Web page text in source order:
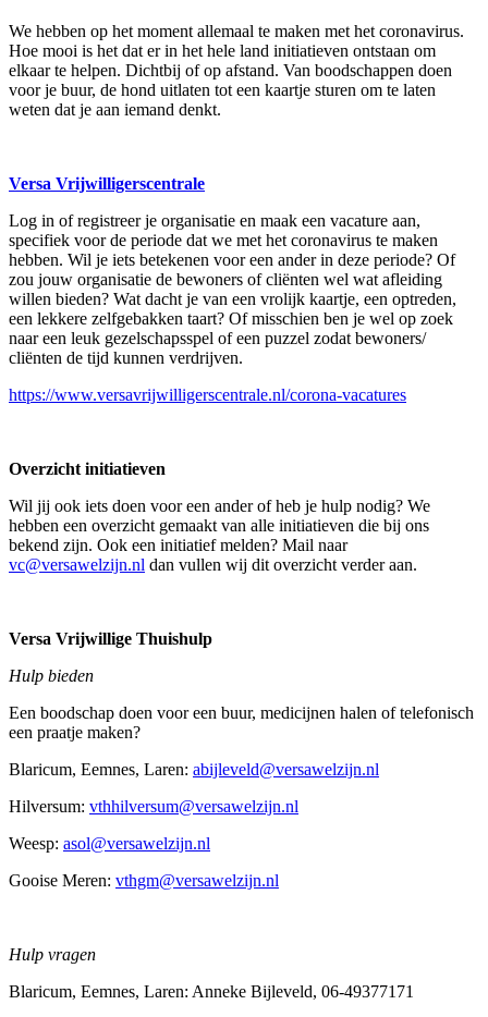
We hebben op het moment allemaal te maken met het coronavirus.
Hoe mooi is het dat er in het hele land initiatieven ontstaan om
elkaar te helpen. Dichtbij of op afstand. Van boodschappen doen
voor je buur, de hond uitlaten tot een kaartje sturen om te laten
weten dat je aan iemand denkt.
Versa Vrijwilligerscentrale
Log in of registreer je organisatie en maak een vacature aan,
specifiek voor de periode dat we met het coronavirus te maken
hebben. Wil je iets betekenen voor een ander in deze periode? Of
zou jouw organisatie de bewoners of cliënten wel wat afleiding
willen bieden? Wat dacht je van een vrolijk kaartje, een optreden,
een lekkere zelfgebakken taart? Of misschien ben je wel op zoek
naar een leuk gezelschapsspel of een puzzel zodat bewoners/
cliënten de tijd kunnen verdrijven.
https://www.versavrijwilligerscentrale.nl/corona-vacatures
Overzicht initiatieven
Wil jij ook iets doen voor een ander of heb je hulp nodig? We
hebben een overzicht gemaakt van alle initiatieven die bij ons
bekend zijn. Ook een initiatief melden? Mail naar
vc@versawelzijn.nl dan vullen wij dit overzicht verder aan.
Versa Vrijwillige Thuishulp
Hulp bieden
Een boodschap doen voor een buur, medicijnen halen of telefonisch
een praatje maken?
Blaricum, Eemnes, Laren: abijleveld@versawelzijn.nl
Hilversum: vthhilversum@versawelzijn.nl
Weesp: asol@versawelzijn.nl
Gooise Meren: vthgm@versawelzijn.nl
Hulp vragen
Blaricum, Eemnes, Laren: Anneke Bijleveld, 06-49377171